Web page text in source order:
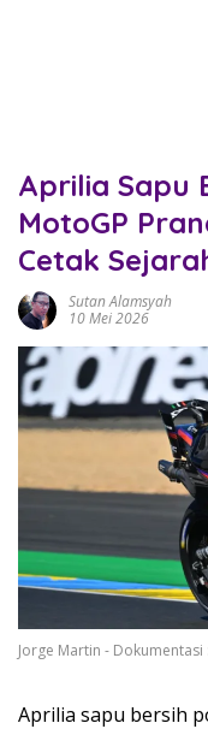
Aprilia Sapu
MotoGP
Cetak
Sutan Alamsyah
10 Mei 2026
Jorge Martin - Dokumentasi
Aprilia sapu bersih